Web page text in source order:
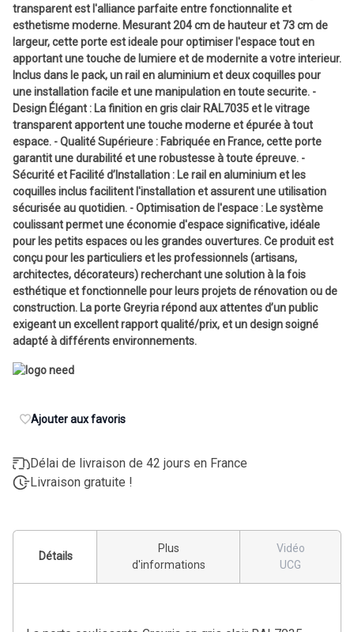
transparent est l'alliance parfaite entre fonctionnalite et
esthetisme moderne. Mesurant 204 cm de hauteur et 73 cm de
largeur, cette porte est ideale pour optimiser l'espace tout en
apportant une touche de lumiere et de modernite a votre interieur.
Inclus dans le pack, un rail en aluminium et deux coquilles pour
une installation facile et une manipulation en toute securite. -
Design Élégant : La finition en gris clair RAL7035 et le vitrage
transparent apportent une touche moderne et épurée à tout
espace. - Qualité Supérieure : Fabriquée en France, cette porte
garantit une durabilité et une robustesse à toute épreuve. -
Sécurité et Facilité d’Installation : Le rail en aluminium et les
coquilles inclus facilitent l'installation et assurent une utilisation
sécurisée au quotidien. - Optimisation de l'espace : Le système
coulissant permet une économie d'espace significative, idéale
pour les petits espaces ou les grandes ouvertures. Ce produit est
conçu pour les particuliers et les professionnels (artisans,
architectes, décorateurs) recherchant une solution à la fois
esthétique et fonctionnelle pour leurs projets de rénovation ou de
construction. La porte Greyria répond aux attentes d’un public
exigeant un excellent rapport qualité/prix, et un design soigné
adapté à différents environnements.
Ajouter aux favoris
Délai de livraison de 42 jours en France
Livraison gratuite !
Détails
Plus
d'informations
Vidéo
UCG